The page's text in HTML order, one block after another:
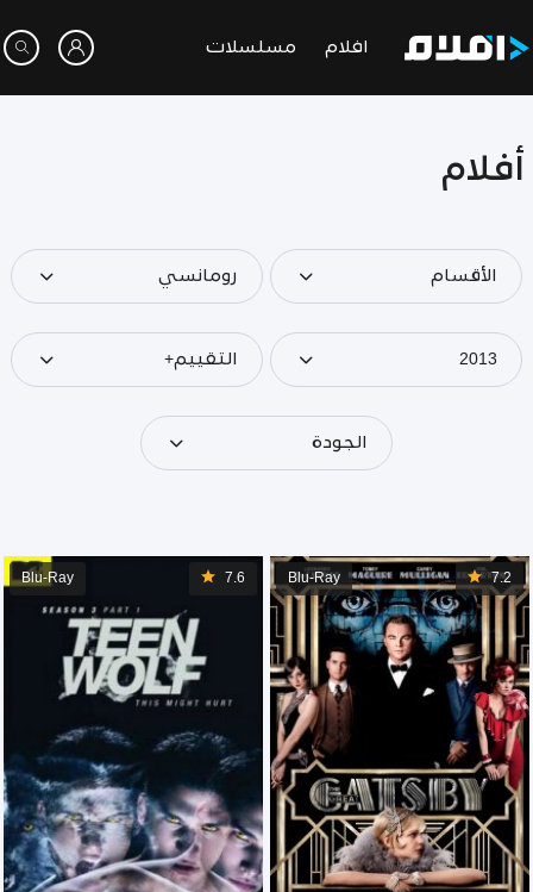
افلام مسلسلات
أفلام
الأقسام رومانسي
2013 التقييم+
الجودة
7.2
Blu-Ray
7.6
Blu-Ray